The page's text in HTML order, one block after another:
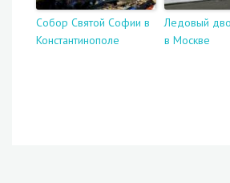
Собор Святой Софии в
Константинополе
Ледовый
в Москве